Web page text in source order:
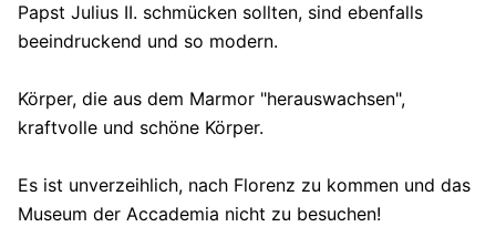
Papst Julius II. schmücken sollten, sind ebenfalls
beeindruckend und so modern.
Körper, die aus dem Marmor "herauswachsen",
kraftvolle und schöne Körper.
Es ist unverzeihlich, nach Florenz zu kommen und das
Museum der Accademia nicht zu besuchen!